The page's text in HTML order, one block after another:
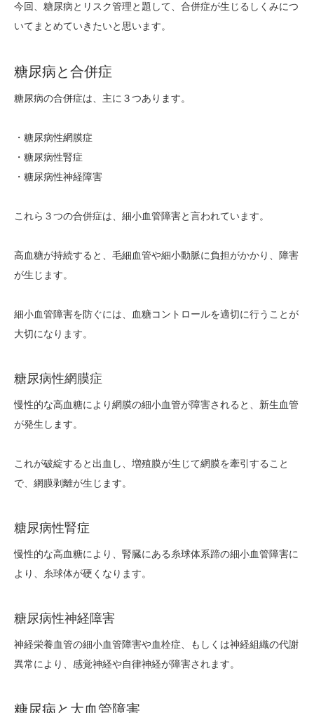
今回、糖尿病とリスク管理と題して、合併症が生じるしくみにつ
いてまとめていきたいと思います。
糖尿病と合併症
糖尿病の合併症は、主に３つあります。
・糖尿病性網膜症
・糖尿病性腎症
・糖尿病性神経障害
これら３つの合併症は、細小血管障害と言われています。
高血糖が持続すると、毛細血管や細小動脈に負担がかかり、障害
が生じます。
細小血管障害を防ぐには、血糖コントロールを適切に行うことが
大切になります。
糖尿病性網膜症
慢性的な高血糖により網膜の細小血管が障害されると、新生血管
が発生します。
これが破綻すると出血し、増殖膜が生じて網膜を牽引すること
で、網膜剥離が生じます。
糖尿病性腎症
慢性的な高血糖により、腎臓にある糸球体系蹄の細小血管障害に
より、糸球体が硬くなります。
糖尿病性神経障害
神経栄養血管の細小血管障害や血栓症、もしくは神経組織の代謝
異常により、感覚神経や自律神経が障害されます。
糖尿病と大血管障害